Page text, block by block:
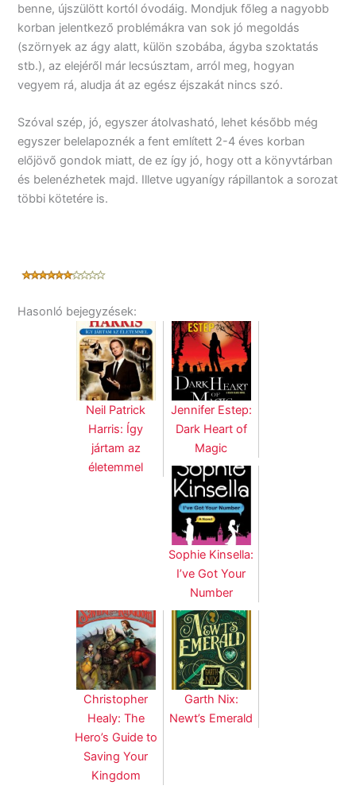
benne, újszülött kortól óvodáig. Mondjuk főleg a nagyobb
korban jelentkező problémákra van sok jó megoldás
(szörnyek az ágy alatt, külön szobába, ágyba szoktatás
stb.), az elejéről már lecsúsztam, arról meg, hogyan
vegyem rá, aludja át az egész éjszakát nincs szó.
Szóval szép, jó, egyszer átolvasható, lehet később még
egyszer belelapoznék a fent említett 2-4 éves korban
előjövő gondok miatt, de ez így jó, hogy ott a könyvtárban
és belenézhetek majd. Illetve ugyanígy rápillantok a sorozat
többi kötetére is.
Hasonló bejegyzések:
Neil Patrick
Harris: Így
jártam az
életemmel
Jennifer Estep:
Dark Heart of
Magic
Sophie Kinsella:
I’ve Got Your
Number
Christopher
Healy: The
Hero’s Guide to
Saving Your
Kingdom
Garth Nix:
Newt’s Emerald